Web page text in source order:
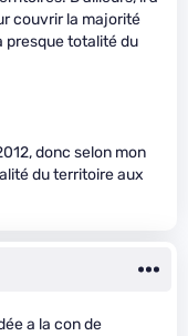
couvrir la majorité
presque totalité du
donc selon mon
du territoire aux
a la con de